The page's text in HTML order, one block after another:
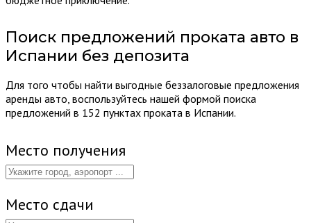
Поиск предложений проката авто в
Испании без депозита
Для того чтобы найти выгодные беззалоговые предложения
аренды авто, воспользуйтесь нашей формой поиска
предложений в 152 пунктах проката в Испании.
Место получения
Место сдачи